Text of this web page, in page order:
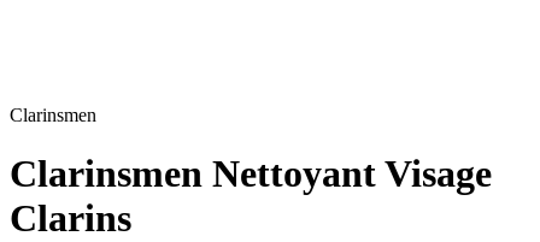
Clarinsmen
Clarinsmen Nettoyant Visage
Clarins